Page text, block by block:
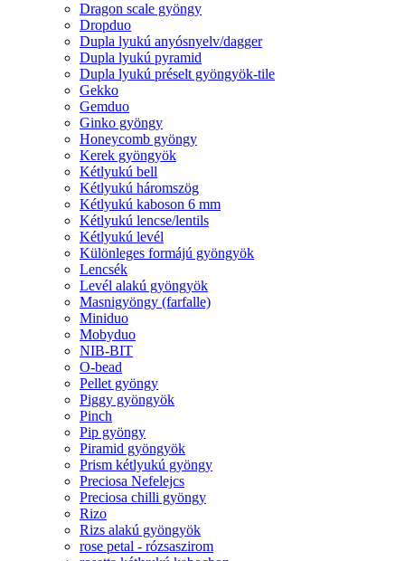
Dragon scale gyöngy
Dropduo
Dupla lyukú anyósnyelv/dagger
Dupla lyukú pyramid
Dupla lyukú préselt gyöngyök-tile
Gekko
Gemduo
Ginko gyöngy
Honeycomb gyöngy
Kerek gyöngyök
Kétlyukú bell
Kétlyukú háromszög
Kétlyukú kaboson 6 mm
Kétlyukú lencse/lentils
Kétlyukú levél
Különleges formájú gyöngyök
Lencsék
Levél alakú gyöngyök
Masnigyöngy (farfalle)
Miniduo
Mobyduo
NIB-BIT
O-bead
Pellet gyöngy
Piggy gyöngyök
Pinch
Pip gyöngy
Piramid gyöngyök
Prism kétlyukú gyöngy
Preciosa Nefelejcs
Preciosa chilli gyöngy
Rizo
Rizs alakú gyöngyök
rose petal - rózsaszirom